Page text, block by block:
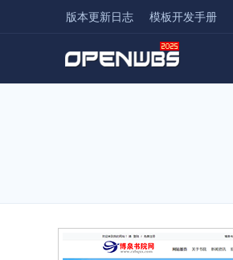
版本更新日志 模板开发手册